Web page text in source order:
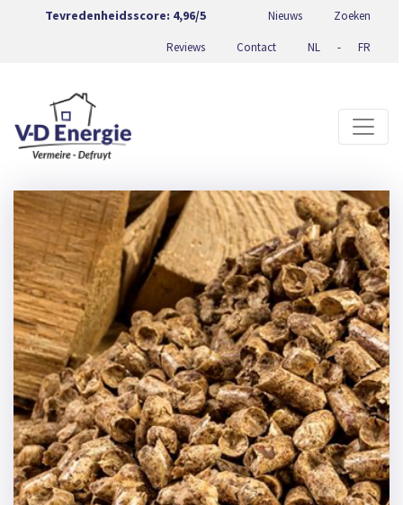
Tevredenheidsscore: 4,96/5 Nieuws Zoeken
Reviews Contact NL - FR